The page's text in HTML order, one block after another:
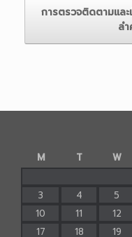
การตรวจติดตามและ
ล
M
T W
3
4 5
10
11 12
17
18 19